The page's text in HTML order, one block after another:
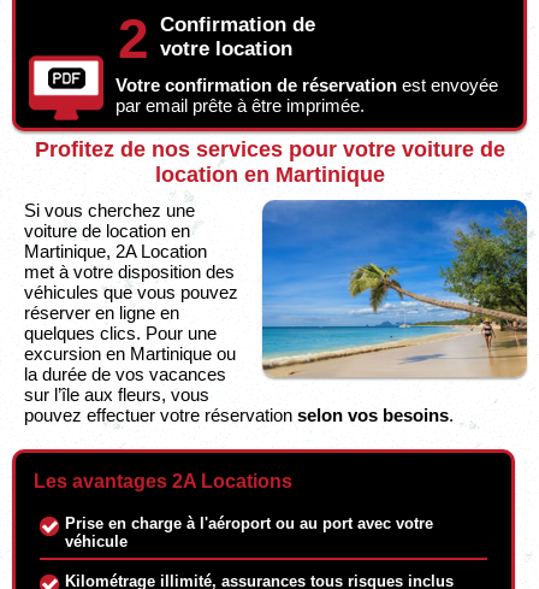
2 Confirmation de
votre location
Votre confirmation de réservation est envoyée
par email prête à être imprimée.
Profitez de nos services pour votre voiture de
location en Martinique
Si vous cherchez une
voiture de location en
Martinique, 2A Location
met à votre disposition des
véhicules que vous pouvez
réserver en ligne en
quelques clics. Pour une
excursion en Martinique ou
la durée de vos vacances
sur l’île aux fleurs, vous
pouvez effectuer votre réservation selon vos besoins.
Les avantages 2A Locations
Prise en charge à l'aéroport ou au port avec votre
véhicule
Kilométrage illimité, assurances tous risques inclus